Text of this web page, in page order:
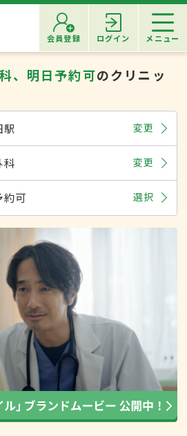
会員登録 ログイン メニュー
、明日予約可のクリニッ
駅 変更
科 変更
約可 選択